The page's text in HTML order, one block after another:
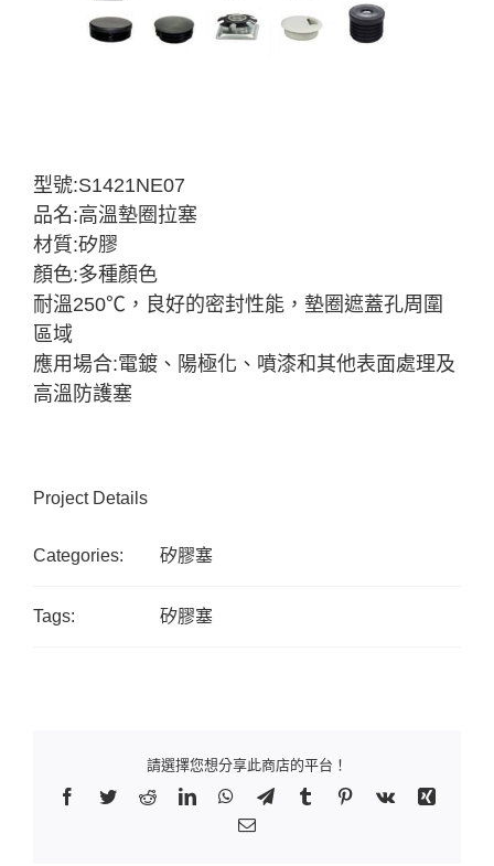
型號:S1421NE07
品名:高溫墊圈拉塞
材質:矽膠
顏色:多種顏色
耐溫250℃，良好的密封性能，墊圈遮蓋孔周圍
區域
應用場合:電鍍、陽極化、噴漆和其他表面處理及
高溫防護塞
Project Details
Categories: 矽膠塞
Tags: 矽膠塞
請選擇您想分享此商店的平台！
Facebook
TwitterRedditLinkedInWhatsApp
TelegramTumblr Pinterest
Vk
Xing
Email: